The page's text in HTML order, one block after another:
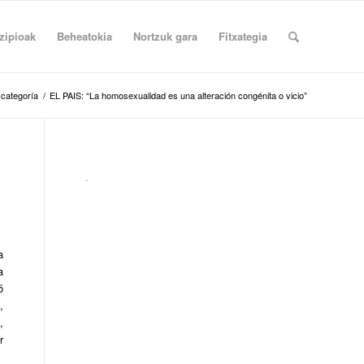
Beheatokia Nortzuk gara Fitxategia
/ EL PAIS: “La homosexualidad es una alteración congénita o vicio”
.